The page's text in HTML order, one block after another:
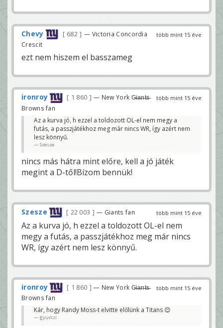
több mint 15 éve
Chevy 682
— Victoria Concordia
Crescit
ezt nem hiszem el basszameg
több mint 15 éve
ironroy 1 860
— New York G̶i̶a̶n̶t̶s̶
Browns fan
Az a kurva jó, h ezzel a toldozott OL-el nem megy a
futás, a passzjátékhoz meg már nincs WR, így azért nem
lesz könnyű.
Szesze
nincs más hátra mint előre, kell a jó játék
megint a D-től!Bízom bennük!
több mint 15 éve
Szesze 22 003 — Giants fan
Az a kurva jó, h ezzel a toldozott OL-el nem
megy a futás, a passzjátékhoz meg már nincs
WR, így azért nem lesz könnyű.
több mint 15 éve
ironroy 1 860
— New York G̶i̶a̶n̶t̶s̶
Browns fan
Kár, hogy Randy Moss-t elvitte előlünk a Titans 😊
gyurczi